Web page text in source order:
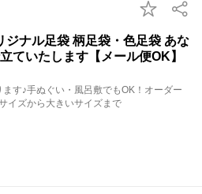
ジナル足袋 柄足袋・色足袋 あな
ていたします【メール便OK】
す♪手ぬぐい・風呂敷でもOK！オーダー
イズから大きいサイズまで